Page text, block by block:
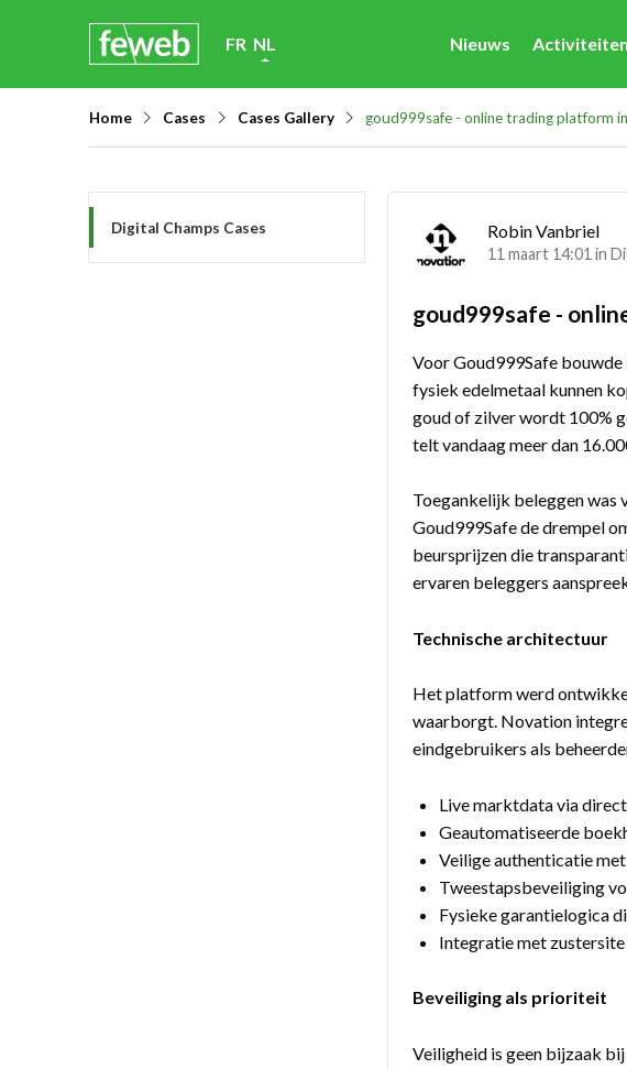
FR NL Nieuws Activiteiten
Home Cases Cases Gallery goud999safe - online trading platform
Digital Champs Cases Robin Vanbriel
11 maart 14:01 in
goud999safe -
Voor Goud999Safe
fysiek edelmetaal kunnen
goud of zilver wordt 100%
telt vandaag meer dan
Toegankelijk beleggen was
Goud999Safe de drempel
beursprijzen die
ervaren beleggers
Technische architectuur
Het platform werd
waarborgt. Novation
eindgebruikers als
Live marktdata via
Geautomatiseerde
Veilige authenticatie
Tweestapsbeveiliging
Fysieke garantielogica
Integratie met
Beveiliging als prioriteit
Veiligheid is geen bijzaak